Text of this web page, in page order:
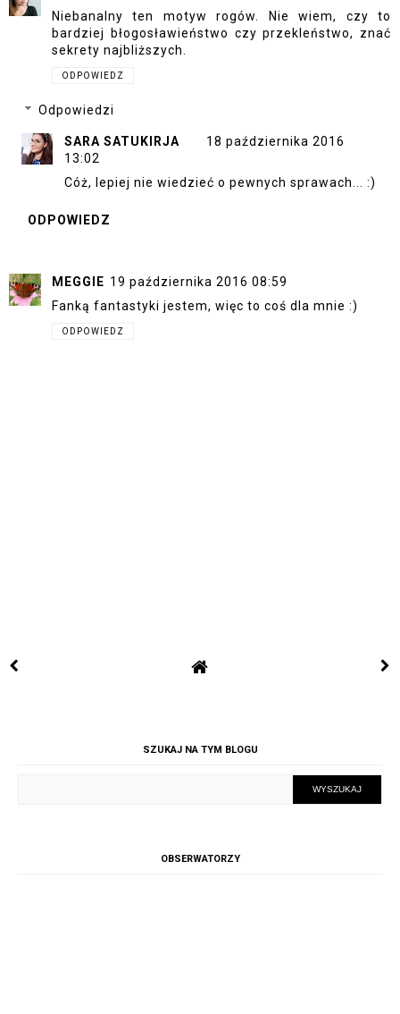
Niebanalny ten motyw rogów. Nie wiem, czy to
bardziej błogosławieństwo czy przekleństwo, znać
sekrety najbliższych.
ODPOWIEDZ
Odpowiedzi
SARA SATUKIRJA
18 października 2016
13:02
Cóż, lepiej nie wiedzieć o pewnych sprawach... :)
ODPOWIEDZ
MEGGIE 19 października 2016 08:59
Fanką fantastyki jestem, więc to coś dla mnie :)
ODPOWIEDZ
SZUKAJ NA TYM BLOGU
OBSERWATORZY